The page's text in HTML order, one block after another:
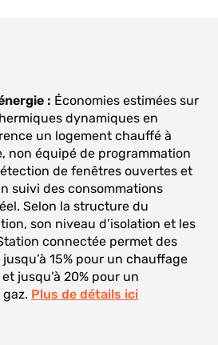
: Économies estimées sur
dynamiques en
un logement chauffé à
non équipé de programmation
de fenêtres ouvertes et
suivi des consommations
Selon la structure du
son niveau d’isolation et les
connectée permet des
15% pour un chauffage
jusqu’à 20% pour un
Plus de détails ici